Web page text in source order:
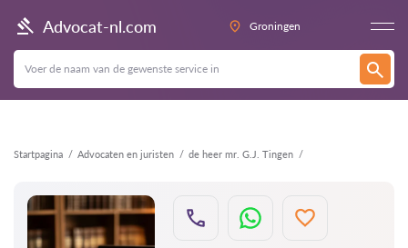
Advocat-nl.com Groningen
Startpagina Advocaten en juristen de heer mr. G.J. Tingen
Terug